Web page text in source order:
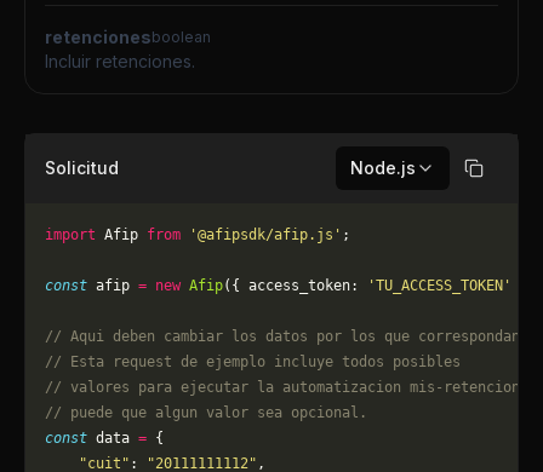
retencionesboolean
Incluir retenciones.
Solicitud Node.js Copiar
import Afip from '@afipsdk/afip.js' ;
const afip = new Afip({ access_token: 'TU_ACCESS_TOKEN'
// Aqui deben cambiar los datos por los que correspondan.
// Esta request de ejemplo incluye todos posibles
// valores para ejecutar la automatizacion mis-
// puede que algun valor sea opcional.
const data = {
    "cuit"
: "20111111112" ,